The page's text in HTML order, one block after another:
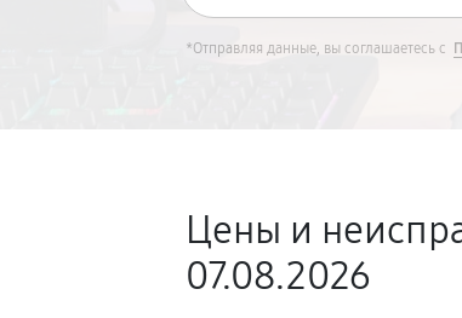
*Отправляя данные, вы соглашаетесь с
Цены и
07.08.2026